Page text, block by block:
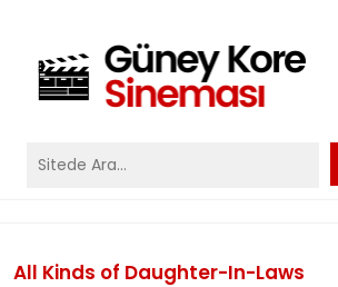
All Kinds of Daughter-In-Laws